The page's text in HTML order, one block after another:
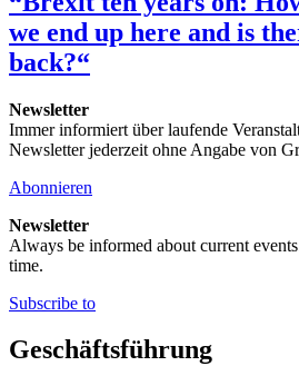
we end up here and is
back?“
Newsletter
Immer informiert über laufende
Newsletter jederzeit ohne Angabe von
Abonnieren
Newsletter
Always be informed about current
time.
Subscribe to
Geschäftsführung